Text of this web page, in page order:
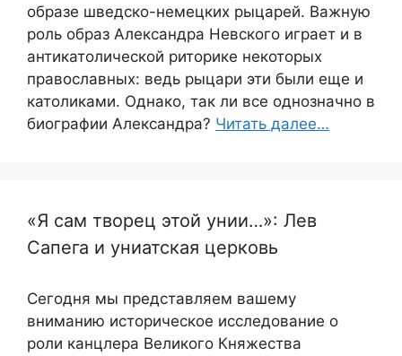
образе шведско-немецких рыцарей. Важную
роль образ Александра Невского играет и в
антикатолической риторике некоторых
православных: ведь рыцари эти были еще и
католиками. Однако, так ли все однозначно в
биографии Александра? Читать далее…
«Я сам творец этой унии…»: Лев
Сапега и униатская церковь
Сегодня мы представляем вашему
вниманию историческое исследование о
роли канцлера Великого Княжества